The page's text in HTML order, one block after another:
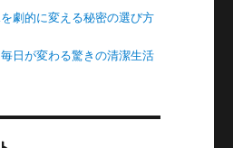
劇的に変える秘密の選び方
日が変わる驚きの清潔生活